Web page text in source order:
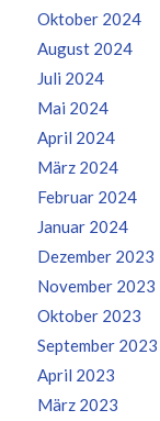
Oktober 2024
August 2024
Juli 2024
Mai 2024
April 2024
März 2024
Februar 2024
Januar 2024
Dezember 2023
November 2023
Oktober 2023
September 2023
April 2023
März 2023